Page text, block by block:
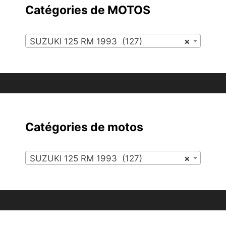
Catégories de MOTOS
×
SUZUKI 125 RM 1993 (127)
Catégories de motos
×
SUZUKI 125 RM 1993 (127)